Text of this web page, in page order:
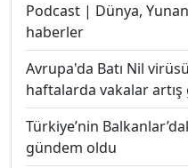
Podcast | Dünya,
haberler
Avrupa'da Batı Nil
haftalarda vakalar
Türkiye’nin
gündem oldu